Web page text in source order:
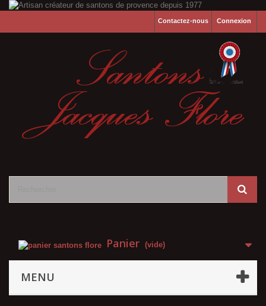
Connexion
Contactez-nous
Panier (vide)
MENU